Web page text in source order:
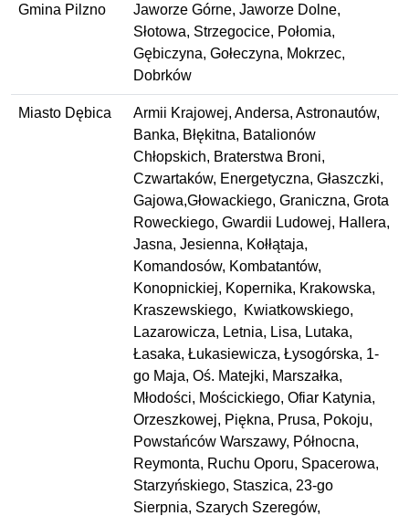
Gmina Pilzno
Jaworze Górne, Jaworze Dolne,
Słotowa, Strzegocice, Połomia,
Gębiczyna, Gołeczyna, Mokrzec,
Dobrków
Miasto Dębica
Armii Krajowej, Andersa, Astronautów,
Banka, Błękitna, Batalionów
Chłopskich, Braterstwa Broni,
Czwartaków, Energetyczna, Głaszczki,
Gajowa,Głowackiego, Graniczna, Grota
Roweckiego, Gwardii Ludowej, Hallera,
Jasna, Jesienna, Kołłątaja,
Komandosów, Kombatantów,
Konopnickiej, Kopernika, Krakowska,
Kraszewskiego, Kwiatkowskiego,
Lazarowicza, Letnia, Lisa, Lutaka,
Łasaka, Łukasiewicza, Łysogórska, 1-
go Maja, Oś. Matejki, Marszałka,
Młodości, Mościckiego, Ofiar Katynia,
Orzeszkowej, Piękna, Prusa, Pokoju,
Powstańców Warszawy, Północna,
Reymonta, Ruchu Oporu, Spacerowa,
Starzyńskiego, Staszica, 23-go
Sierpnia, Szarych Szeregów,